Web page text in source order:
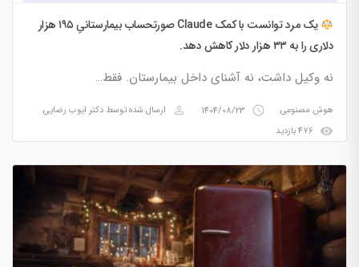
یک مرد توانست با کمک Claude صورتحساب بیمارستانیِ ۱۹۵ هزار
دلاری را به ۳۳ هزار دلار کاهش دهد.
نه وکیل داشت، نه آشنای داخل بیمارستان. فقط…
هوش مصنوعی access_time
1404/08/23
perm_identity ارسال شده توسط دکتر ایوب رضایی
visibility